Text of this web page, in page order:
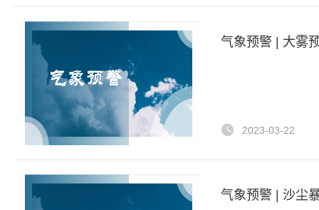
气象预警 | 大雾
2023-03-22
气象预警 | 沙尘